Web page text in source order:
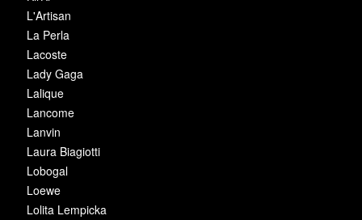
L'Artisan
La Perla
Lacoste
Lady Gaga
Lalique
Lancome
Lanvin
Laura Biagiotti
Lobogal
Loewe
Lolita Lempicka